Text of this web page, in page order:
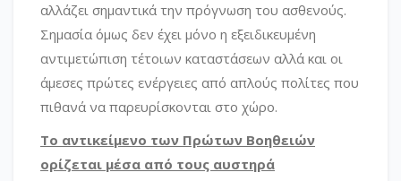
αλλάζει σημαντικά την πρόγνωση του ασθενούς.
Σημασία όμως δεν έχει μόνο η εξειδικευμένη
αντιμετώπιση τέτοιων καταστάσεων αλλά και οι
άμεσες πρώτες ενέργειες από απλούς πολίτες που
πιθανά να παρευρίσκονται στο χώρο.
Το αντικείμενο των Πρώτων Βοηθειών
ορίζεται μέσα από τους αυστηρά